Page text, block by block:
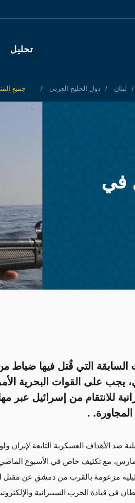
تحليل
لبنان دول الخليج العربي
List of
جميع
في
السابقة التي قُتل فيها ضباط
يجب على القوات البحرية
للانتقام من إسرائيل عبر
المجاورة. .
ضد الأهداف العسكرية التابعة لإيران
مارس، مع تكثيف خاص في الأسبوع
مزعومة بالقرب من دمشق عن مقتل
في قيادة الحرب السيبرانية